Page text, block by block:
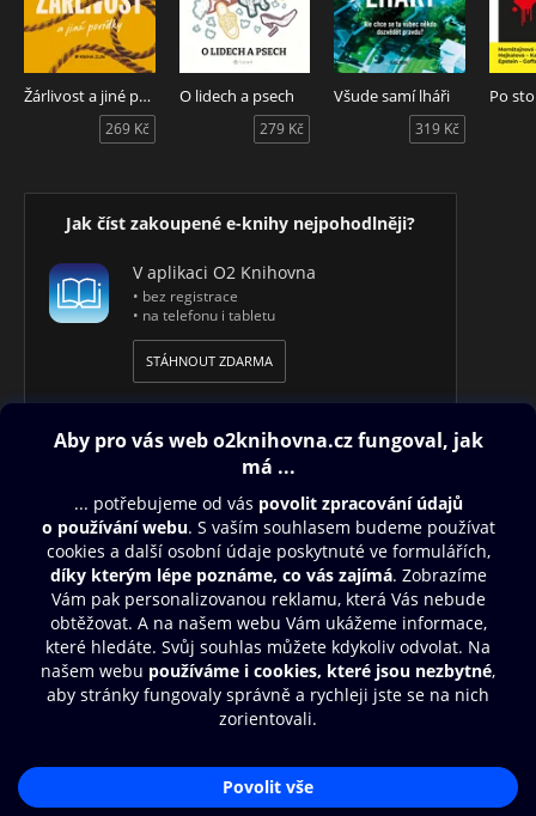
Žárlivost a jiné povídky
269 Kč
O lidech a psech
279 Kč
Všude samí lháři
319 Kč
Jak číst zakoupené e-knihy nejpohodlněji?
V aplikaci O2 Knihovna
• bez registrace
• na telefonu i tabletu
STÁHNOUT ZDARMA
Obsah ke stažení
Moje O2 Knihovna
Další zábava
© O2 Czech Republic a.s.
Přístupnost
Aplikace O2 Knihovna